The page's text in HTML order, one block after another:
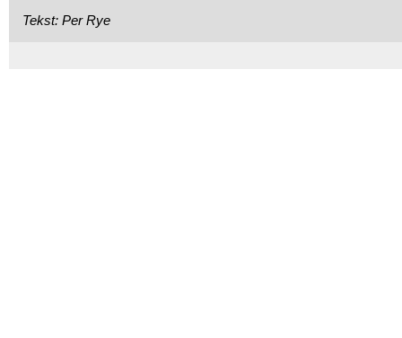
Tekst: Per Rye